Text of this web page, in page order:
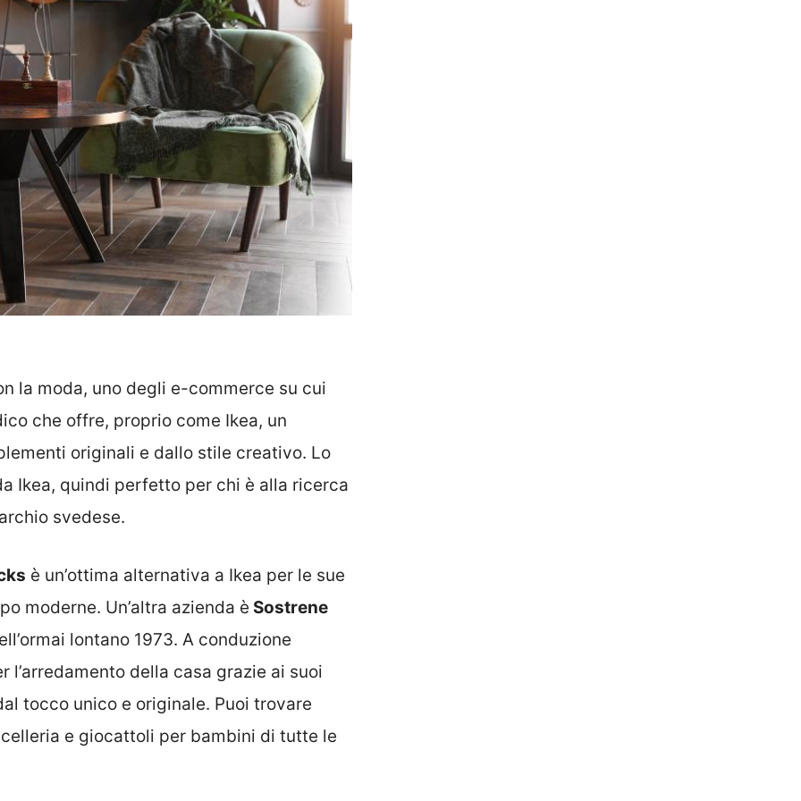
la moda, uno degli e-commerce su cui
che offre, proprio come Ikea, un
originali e dallo stile creativo. Lo
Ikea, quindi perfetto per chi è alla ricerca
svedese.
è un’ottima alternativa a Ikea per le sue
moderne. Un’altra azienda è Sostrene
lontano 1973. A conduzione
della casa grazie ai suoi
tocco unico e originale. Puoi trovare
e giocattoli per bambini di tutte le